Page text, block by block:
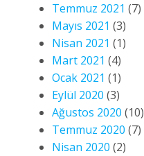
Temmuz 2021 (7)
Mayıs 2021 (3)
Nisan 2021 (1)
Mart 2021 (4)
Ocak 2021 (1)
Eylül 2020 (3)
Ağustos 2020 (10)
Temmuz 2020 (7)
Nisan 2020 (2)